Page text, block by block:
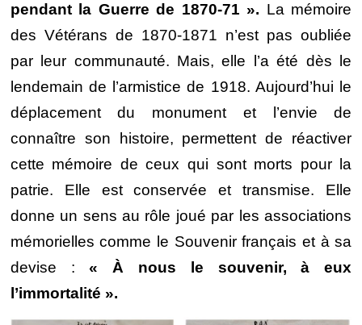
pendant la Guerre de 1870-71 ». La mémoire
des Vétérans de 1870-1871 n’est pas oubliée
par leur communauté. Mais, elle l’a été dès le
lendemain de l’armistice de 1918. Aujourd’hui le
déplacement du monument et l’envie de
connaître son histoire, permettent de réactiver
cette mémoire de ceux qui sont morts pour la
patrie. Elle est conservée et transmise. Elle
donne un sens au rôle joué par les associations
mémorielles comme le Souvenir français et à sa
devise :« À nous le souvenir, à eux
l’immortalité ».